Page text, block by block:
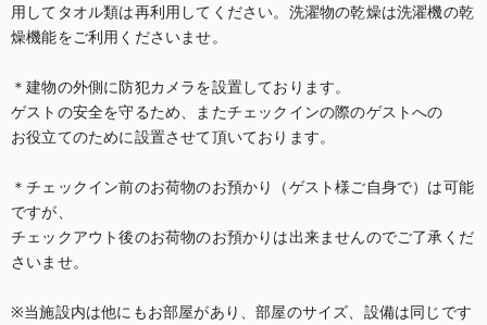
用してタオル類は再利用してください。洗濯物の乾燥は洗濯機の乾
燥機能をご利用くださいませ。
＊建物の外側に防犯カメラを設置しております。
ゲストの安全を守るため、またチェックインの際のゲストへの
お役立てのために設置させて頂いております。
＊チェックイン前のお荷物のお預かり（ゲスト様ご自身で）は可能
ですが、
チェックアウト後のお荷物のお預かりは出来ませんのでご了承くだ
さいませ。
※当施設内は他にもお部屋があり、部屋のサイズ、設備は同じです